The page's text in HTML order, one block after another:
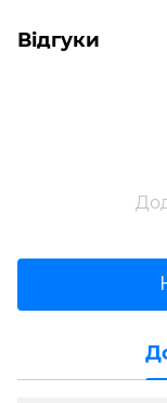
Відгуки